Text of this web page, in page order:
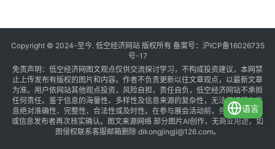
Copyright © 2024-至今. 低空经济网站 版权所有 备案号： 沪ICP备16026735
号-17
免责声明：低空经济网图文观点仅供交流探讨学习，不构成投资建议，本网禁
止上传发布有版权的图片和内容。作者不负责更新以往文章观点，以最新文章
为准。用户依网站其他观点投资，风险自担，责任自负，低空经济网站不承担
任何责任。鉴于信息的海量性、多样性及信息来源的复杂性，无法保证所有信
息绝对准确性、完整性、合法性或及时性。在参与展会活动前，务必与组织方
或信息发布者再次核实确认。图文来源网络 部分图片AI创作，无商业用途，如
图侵权联系客服邮箱删除 dikongjingji@126.com。
语言